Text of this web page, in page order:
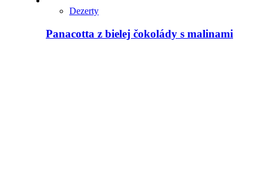
Dezerty
Panacotta z bielej čokolády s malinami